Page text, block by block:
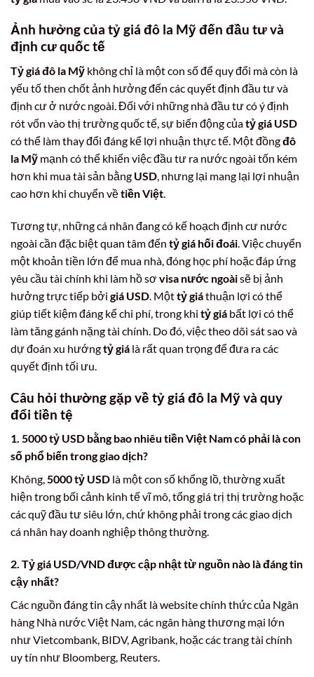
Ảnh hưởng của tỷ giá đô la Mỹđến đầu tư và
định cư quốc tế
Tỷ giá đô la Mỹ không chỉ là một con số để quy đổi mà còn là
yếu tố then chốt ảnh hưởng đến các quyết định đầu tư và
định cư ở nước ngoài. Đối với những nhà đầu tư có ý định
rót vốn vào thị trường quốc tế, sự biến động củatỷ giá USD
có thể làm thay đổi đáng kể lợi nhuận thực tế. Một đồngđô
la Mỹ mạnh có thể khiến việc đầu tư ra nước ngoài tốn kém
hơn khi mua tài sản bằng USD, nhưng lại mang lại lợi nhuận
cao hơn khi chuyển vềtiền Việt.
Tương tự, những cá nhân đang có kế hoạch định cư nước
ngoài cần đặc biệt quan tâm đến tỷ giá hối đoái . Việc chuyển
một khoản tiền lớn để mua nhà, đóng học phí hoặc đáp ứng
yêu cầu tài chính khi làm hồ sơ visa nước ngoàisẽ bị ảnh
hưởng trực tiếp bởi giá USD . Mộttỷ giáthuận lợi có thể
giúp tiết kiệm đáng kể chi phí, trong khi tỷ giá bất lợi có thể
làm tăng gánh nặng tài chính. Do đó, việc theo dõi sát sao và
dự đoán xu hướngtỷ giá là rất quan trọng để đưa ra các
quyết định tối ưu.
Câu hỏi thường gặp về tỷ giá đô la Mỹvà quy
đổi tiền tệ
1. 5000 tỷ USD bằng bao nhiêu tiền Việt Namcó phải là con
số phổ biến trong giao dịch?
Không,5000 tỷ USD là một con số khổng lồ, thường xuất
hiện trong bối cảnh kinh tế vĩ mô, tổng giá trị thị trường hoặc
các quỹ đầu tư siêu lớn, chứ không phải trong các giao dịch
cá nhân hay doanh nghiệp thông thường.
2. Tỷ giá USD/VNDđược cập nhật từ nguồn nào là đáng tin
cậy nhất?
Các nguồn đáng tin cậy nhất là website chính thức của Ngân
hàng Nhà nước Việt Nam, các ngân hàng thương mại lớn
như Vietcombank, BIDV, Agribank, hoặc các trang tài chính
uy tín như Bloomberg, Reuters.